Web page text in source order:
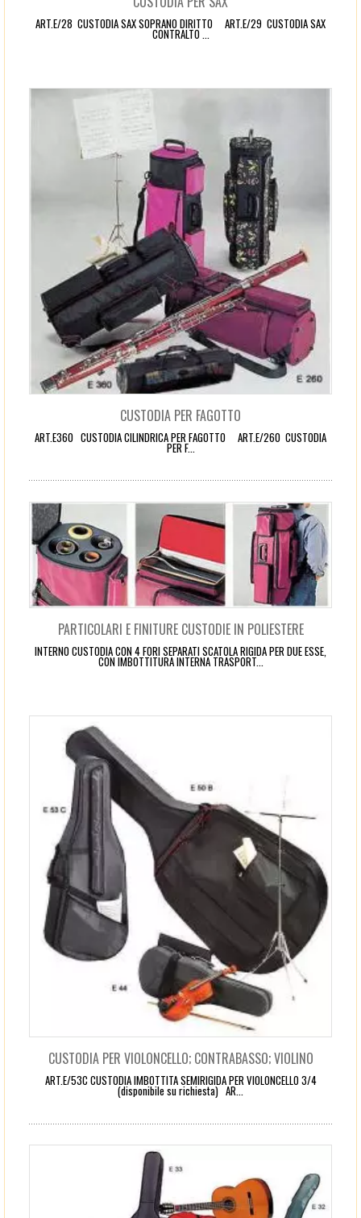
ART.E/28 CUSTODIA SAX SOPRANO DIRITTO ART.E/29 CUSTODIA SAX
CONTRALTO ...
CUSTODIA PER FAGOTTO
ART.E360 CUSTODIA CILINDRICA PER FAGOTTO ART.E/260 CUSTODIA
PER F...
PARTICOLARI E FINITURE CUSTODIE IN POLIESTERE
INTERNO CUSTODIA CON 4 FORI SEPARATI SCATOLA RIGIDA PER DUE ESSE,
CON IMBOTTITURA INTERNA TRASPORT...
CUSTODIA PER VIOLONCELLO; CONTRABASSO; VIOLINO
ART.E/53C CUSTODIA IMBOTTITA SEMIRIGIDA PER VIOLONCELLO 3/4
(disponibile su richiesta) AR...